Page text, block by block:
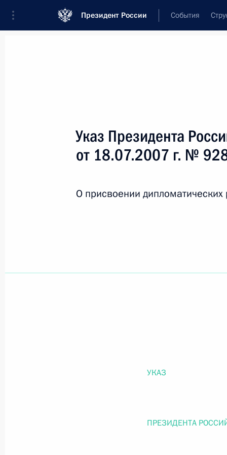
Президент России События
Текст в документе
Все
О внесении изменений в статью 11
Федерального закона «Об образовании в
Указ Президента
от 18.07.2007 г. №
О присвоении дипломатических
УКАЗ
ПРЕЗИДЕНТА